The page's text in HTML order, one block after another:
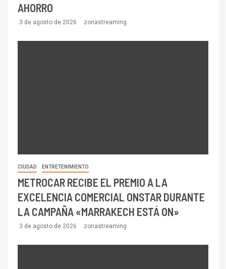
AHORRO
3 de agosto de 2026 zonastreaming
CIUDAD ENTRETENIMIENTO
METROCAR RECIBE EL PREMIO A LA
EXCELENCIA COMERCIAL ONSTAR DURANTE
LA CAMPAÑA «MARRAKECH ESTÁ ON»
3 de agosto de 2026 zonastreaming